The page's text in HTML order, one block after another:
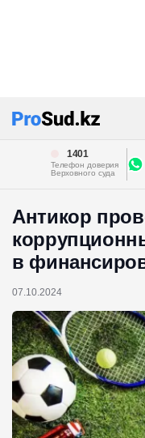
1401
Телефон доверия
Верховного суда
Антикор
в
07.10.2024